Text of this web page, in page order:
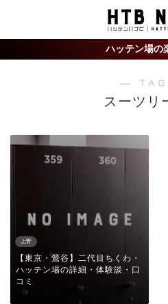
ハッテン場の
―
スーツリ
上野
【東京・鶯谷】二代目ちくわ・
ハッテン場の詳細・体験談・口
コミ